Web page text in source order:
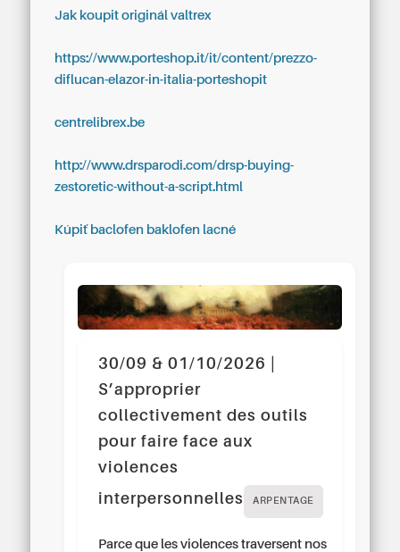
Jak koupit originál valtrex
https://www.porteshop.it/it/content/prezzo-
diflucan-elazor-in-italia-porteshopit
centrelibrex.be
http://www.drsparodi.com/drsp-buying-
zestoretic-without-a-script.html
Kúpiť baclofen baklofen lacné
30/09 & 01/10/2026 |
S’approprier
collectivement des outils
pour faire face aux
violences
interpersonnelles
ARPENTAGE
Parce que les violences traversent nos